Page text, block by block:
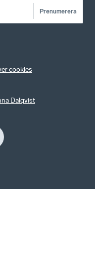
Prenumerera
cookies
Dalqvist